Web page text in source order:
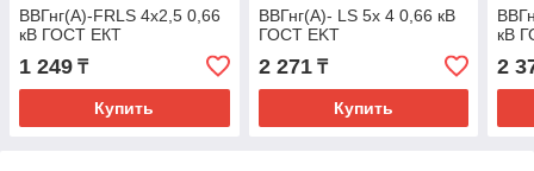
ВВГнг(А)-FRLS 4х2,5 0,66
кВ ГОСТ ЕКТ
1 249 ₸
Купить
ВВГнг(А)- LS 5х 4 0,66 кВ
ГОСТ EKT
2 271₸
Купить
кВ
2